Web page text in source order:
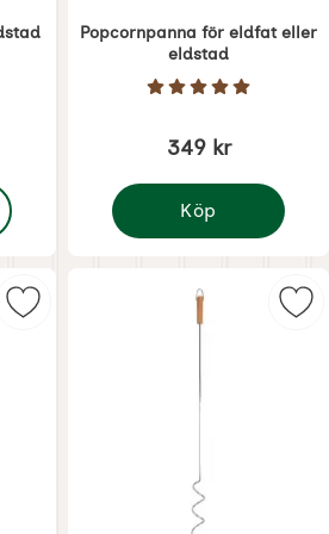
av 5
eldstad
Popcornpanna för eldfat eller
eldstad
Art. nr 6264 Betyg: 5 Stjärnor
349 kr
Köp
Popcornpanna för
Markera grillpinne för